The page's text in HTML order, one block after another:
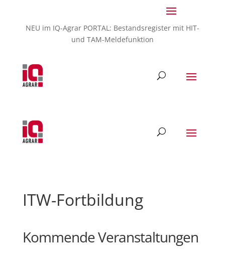
NEU im IQ-Agrar PORTAL: Bestandsregister mit HIT-
und TAM-Meldefunktion
ITW-Fortbildung
Kommende Veranstaltungen